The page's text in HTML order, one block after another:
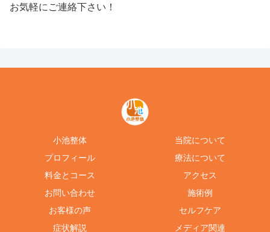
お気軽にご連絡下さい！
小池整体
当院について
プロフィール
療法について
料金とコース
アクセス
お問い合わせ
施術例
お客様の声
セルフケア
症状解説
メディア関連